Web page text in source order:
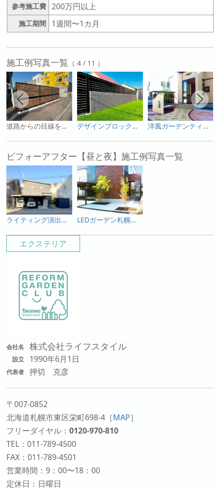
エクステリア
会社名 株式会社ライフスタイル
設立 1990年6月1日
代表者 押切 克彦
〒007-0852
北海道札幌市東区栄町698-4 ［MAP］
フリーダイヤル：0120-970-810
TEL：011-789-4500
FAX：011-789-4501
営業時間：9：00〜18：00
定休日：日曜日
参考施工費 200万円以上
施工期間 1週間〜1カ月
施工例写真一覧 （ 4 / 11 ）
道路からの目線を遮る多段フェンス【センシアR】 デザインブロックと組み合わせたフェンス 洋風ガーデンティーナ札幌
ビフォーアフター【昼と夜】施工例写真一覧
ライティング演出で高級感のあるファサードに LEDガーデン札幌施工例